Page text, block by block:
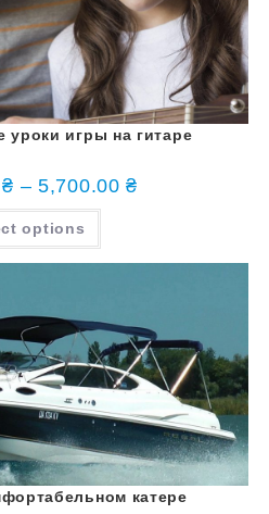
уроки игры на гитаре
₴ –5,700.00₴
options
катере